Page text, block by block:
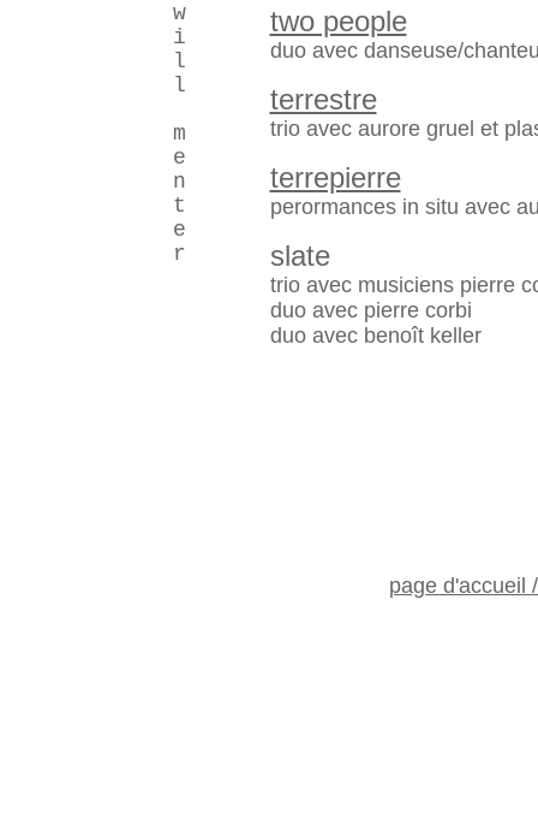
two people
duo avec danseuse/
terrestre
trio avec aurore gruel et
terrepierre
perormances in situ avec
slate
trio avec musiciens pierre
duo avec pierre corbi
duo avec benoît keller
w
i
l
l
m
e
n
t
e
r
page d'accueil